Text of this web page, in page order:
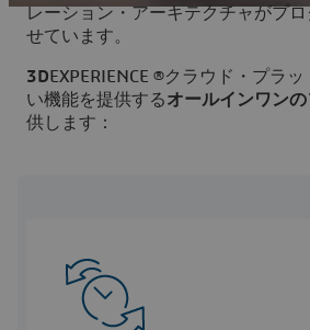
レーション・アーキテクチャがプ
せています。
3DEXPERIENCE ®クラウド・プラ
い機能を提供するオールインワン
供します：